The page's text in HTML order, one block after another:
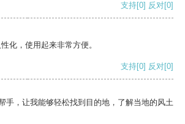
支持[0] 反对[0]
化，使用起来非常方便。
支持[0] 反对[0]
手，让我能够轻松找到目的地，了解当地的风土